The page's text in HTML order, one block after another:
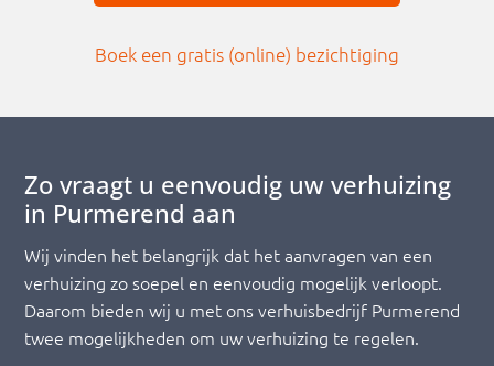
Boek een gratis (online) bezichtiging
Zo vraagt u eenvoudig uw verhuizing
in Purmerend aan
Wij vinden het belangrijk dat het aanvragen van een
verhuizing zo soepel en eenvoudig mogelijk verloopt.
Daarom bieden wij u met ons verhuisbedrijf Purmerend
twee mogelijkheden om uw verhuizing te regelen.